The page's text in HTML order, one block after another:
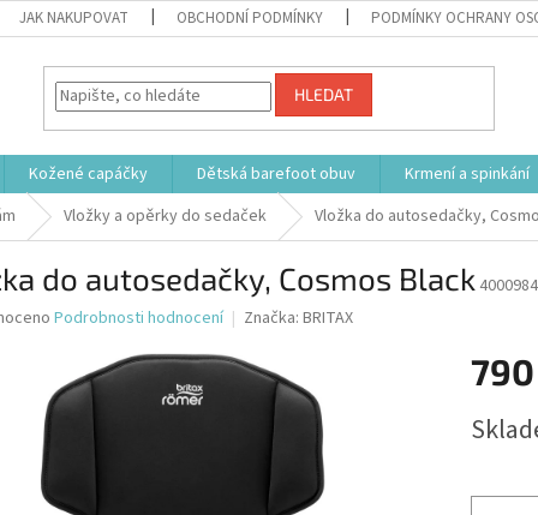
JAK NAKUPOVAT OBCHODNÍ PODMÍNKY PODMÍNKY OCHRANY
HLEDAT
Kožené capáčky Dětská barefoot obuv
Krmení a spinkání
Vložky a opěrky do sedaček Vložka do autosedačky,
do autosedačky, Cosmos Black
Podrobnosti hodnocení Značka: BRITAX
cena: